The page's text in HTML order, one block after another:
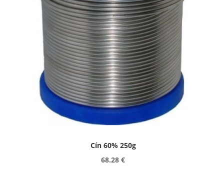
Cín 60% 250g
68.28 €